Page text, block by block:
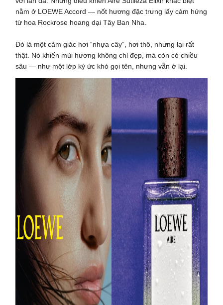
nằm ở LOEWE Accord — nốt hương đặc trưng lấy cảm hứng
từ hoa Rockrose hoang dại Tây Ban Nha.
Đó là một cảm giác hơi “nhựa cây”, hơi thô, nhưng lại rất
thật. Nó khiến mùi hương không chỉ đẹp, mà còn có chiều
sâu — như một lớp ký ức khó gọi tên, nhưng vẫn ở lại.